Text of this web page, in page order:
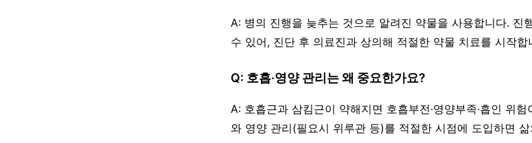
A: 병의 진행을 늦추는 것으로 알려진 약물을 사용합니다. 진
수 있어, 진단 후 의료진과 상의해 적절한 약물 치료를 시작합
Q: 호흡·영양 관리는 왜 중요한가요?
A: 호흡근과 삼킴근이 약해지면 호흡부전·영양부족·흡인 위
와 영양 관리(필요시 위루관 등)를 적절한 시점에 도입하면